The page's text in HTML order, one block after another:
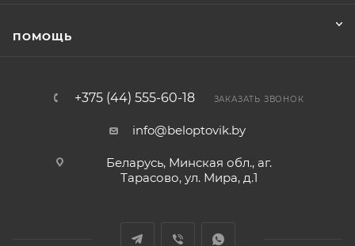
ПОМОЩЬ
+375 (44) 555-60-18 ЗАКАЗАТЬ ЗВОНОК
info@beloptovik.by
Беларусь, Минская обл., аг.
Тарасово, ул. Мира, д.1